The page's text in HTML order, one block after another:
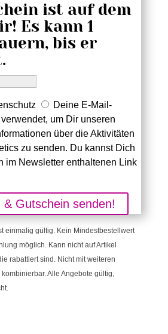
ist auf dem
Es kann 1
bis er
Deine E-Mail-
um Dir unseren
über die Aktivitäten
zu senden. Du kannst Dich
im Newsletter enthaltenen Link
& Gutschein senden!
einmalig gültig. Kein Mindestbestellwert
möglich. Kann nicht auf Artikel
rabattiert sind. Nicht mit weiteren
Alle Angebote gültig,